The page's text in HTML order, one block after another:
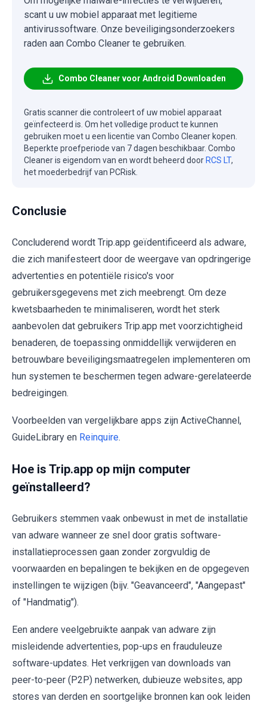
scant u uw mobiel apparaat met legitieme
antivirussoftware. Onze beveiligingsonderzoekers
raden aan Combo Cleaner te gebruiken.
Combo Cleaner voor Android Downloaden
Gratis scanner die controleert of uw mobiel apparaat
geïnfecteerd is. Om het volledige product te kunnen
gebruiken moet u een licentie van Combo Cleaner kopen.
Beperkte proefperiode van 7 dagen beschikbaar. Combo
Cleaner is eigendom van en wordt beheerd door RCS LT,
het moederbedrijf van PCRisk.
Conclusie
Concluderend wordt Trip.app geïdentificeerd als adware,
die zich manifesteert door de weergave van opdringerige
advertenties en potentiële risico's voor
gebruikersgegevens met zich meebrengt. Om deze
kwetsbaarheden te minimaliseren, wordt het sterk
aanbevolen dat gebruikers Trip.app met voorzichtigheid
benaderen, de toepassing onmiddellijk verwijderen en
betrouwbare beveiligingsmaatregelen implementeren om
hun systemen te beschermen tegen adware-gerelateerde
bedreigingen.
Voorbeelden van vergelijkbare apps zijn ActiveChannel,
GuideLibrary en Reinquire.
Hoe is Trip.app op mijn computer
geïnstalleerd?
Gebruikers stemmen vaak onbewust in met de installatie
van adware wanneer ze snel door gratis software-
installatieprocessen gaan zonder zorgvuldig de
voorwaarden en bepalingen te bekijken en de opgegeven
instellingen te wijzigen (bijv. "Geavanceerd", "Aangepast"
of "Handmatig").
Een andere veelgebruikte aanpak van adware zijn
misleidende advertenties, pop-ups en frauduleuze
software-updates. Het verkrijgen van downloads van
peer-to-peer (P2P) netwerken, dubieuze websites, app
stores van derden en soortgelijke bronnen kan ook leiden